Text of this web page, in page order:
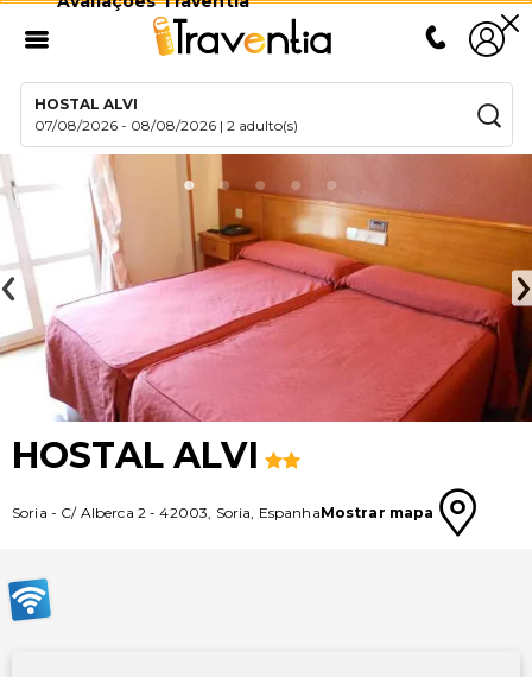
HOSTAL ALVI
07/08/2026 - 08/08/2026 |2 adulto(s)
HOSTAL ALVI
Soria - C/ Alberca 2 -42003, Soria, EspanhaMostrar mapa